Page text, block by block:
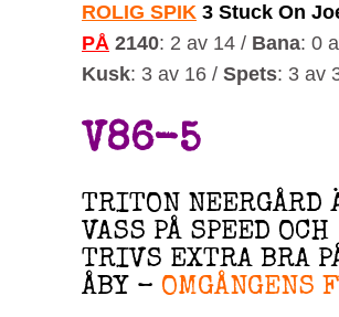
ROLIG SPIK 3 Stuck On
PÅ 2140: 2 av 14 / Bana: 0
Kusk: 3 av 16 / Spets: 3 av
V86-5
TRITON NEERGÅRD
VASS PÅ SPEED OCH
TRIVS EXTRA BRA
ÅBY – OMGÅNGENS